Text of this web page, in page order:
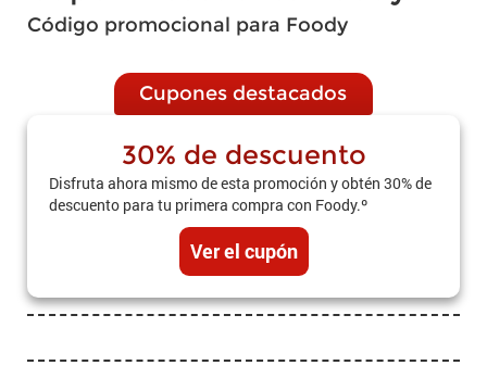
Código promocional para Foody
Cupones destacados
30% de descuento
Disfruta ahora mismo de esta promoción y obtén 30% de
descuento para tu primera compra con Foody.º
Ver el cupón